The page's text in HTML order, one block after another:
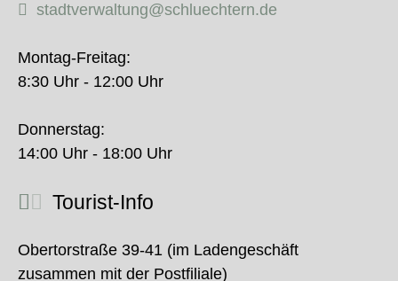
stadtverwaltung@schluechtern.de
Montag-Freitag:
8:30 Uhr - 12:00 Uhr
Donnerstag:
14:00 Uhr - 18:00 Uhr
Tourist-Info
Obertorstraße 39-41 (im Ladengeschäft
zusammen mit der Postfiliale)